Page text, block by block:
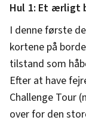
Hul 1: Et ærligt
I denne første
kortene på
tilstand som
Efter at have
Challenge Tour
over for den